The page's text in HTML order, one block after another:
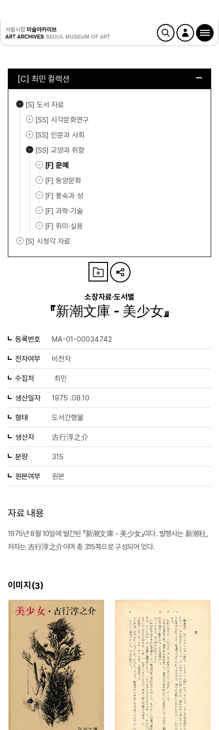
[C] 최민 컬렉션
[S] 도서 자료
[SS] 시각문화연구
[SS] 인문과 사회
[SS] 교양과 취향
[F] 문예
[F] 동양문화
[F] 풍속과 성
[F] 과학·기술
[F] 취미·실용
[S] 시청각 자료
소장자료·도서별
『新潮文庫 - 美少女』
등록번호 MA-01-00034742
전자여부 비전자
수집처 최민
생산일자 1975 .08.10
형태 도서간행물
생산자 吉行淳之介
분량 315
원본여부 원본
자료 내용
1975년 8월 10일에 발간된 『新潮文庫 - 美少女』이다. 발행사는 新潮社,
저자는 吉行淳之介이며 총 315쪽으로 구성되어 있다.
이미지(3)